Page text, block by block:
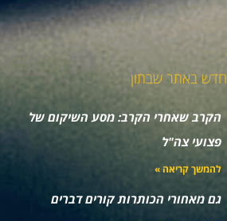
חדש באתר שבתון
הקרב שאחרי הקרב: מסע השיקום של
פצועי צה"ל
להמשך קריאה »
גם מאחורי הכותרות קורים דברים